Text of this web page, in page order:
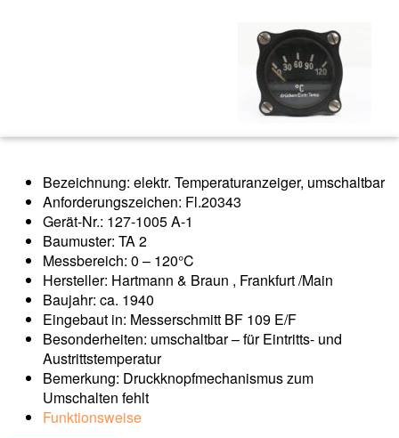
Bezeichnung: elektr. Temperaturanzeiger, umschaltbar
Anforderungszeichen: Fl.20343
Gerät-Nr.: 127-1005 A-1
Baumuster: TA 2
Messbereich: 0 – 120°C
Hersteller: Hartmann & Braun , Frankfurt /Main
Baujahr: ca. 1940
Eingebaut in: Messerschmitt BF 109 E/F
Besonderheiten: umschaltbar – für Eintritts- und
Austrittstemperatur
Bemerkung: Druckknopfmechanismus zum
Umschalten fehlt
Funktionsweise